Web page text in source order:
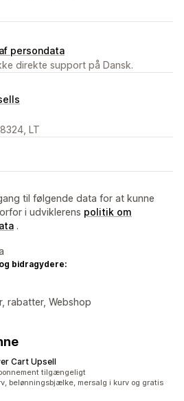
persondata
direkte support på Dansk.
LT
til følgende data for at kunne
i udviklerens politik om
.
bidragydere:
rabatter, Webshop
Cart Upsell
tilgængeligt
belønningsbjælke, mersalg i kurv og gratis